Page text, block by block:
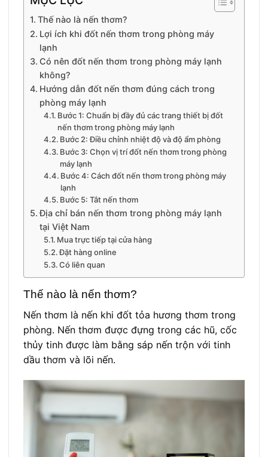
Thế nào là nến thơm?
Lợi ích khi đốt nến thơm trong phòng máy
lạnh
Có nên đốt nến thơm trong phòng máy lạnh
không?
Hướng dẫn đốt nến thơm đúng cách trong
phòng máy lạnh
Bước 1: Chuẩn bị đầy đủ các trang thiết bị đốt
nến thơm trong phòng máy lạnh
Bước 2: Điều chỉnh nhiệt độ và độ ẩm phòng
Bước 3: Chọn vị trí đốt nến thơm trong phòng
máy lạnh
Bước 4: Cách đốt nến thơm trong phòng máy
lạnh
Bước 5: Tắt nến thơm
Địa chỉ bán nến thơm trong phòng máy lạnh
tại Việt Nam
Mua trực tiếp tại cửa hàng
Đặt hàng online
Có liên quan
Thế nào là nến thơm?
Nến thơm là nến khi đốt tỏa hương thơm trong
phòng. Nến thơm được đựng trong các hũ, cốc
thủy tinh được làm bằng sáp nến trộn với tinh
dầu thơm và lõi nến.